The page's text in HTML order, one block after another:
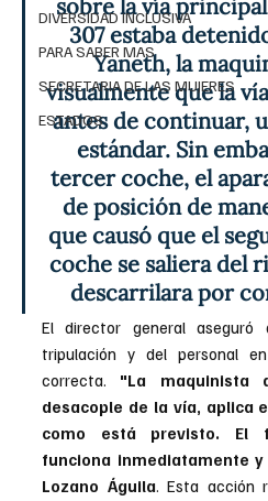
DIVERSIDAD INCLUSIVA
PARA SABER MAS
SECRETARIA DE LAS MUJERES
ESTADOS
sobre la vía
307 estaba
Yaneth, la
visualmente que la
antes de continuar,
estándar. Sin
tercer coche, el
de posición de
que causó que el
coche se saliera del
descarrilara por
El director general
tripulación y del personal
correcta. "La
desacople de la vía, aplica
como está previsto. El
funciona inmediatamente
Lozano Águila. Esta acción